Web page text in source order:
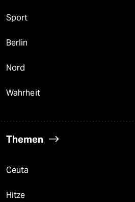
Sport
Berlin
Nord
Wahrheit
Themen
Ceuta
Hitze